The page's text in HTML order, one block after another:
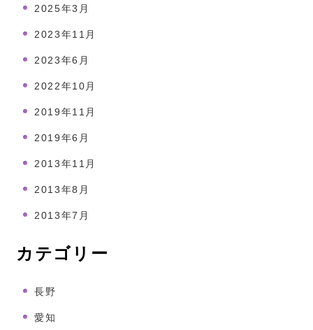
2025年3月
2023年11月
2023年6月
2022年10月
2019年11月
2019年6月
2013年11月
2013年8月
2013年7月
カテゴリー
長野
愛知